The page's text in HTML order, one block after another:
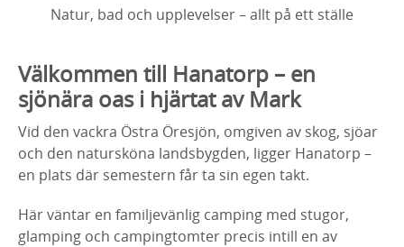
Natur, bad och upplevelser – allt på ett ställe
Välkommen till Hanatorp – en
sjönära oas i hjärtat av Mark
Vid den vackra Östra Öresjön, omgiven av skog, sjöar
och den natursköna landsbygden, ligger Hanatorp –
en plats där semestern får ta sin egen takt.
Här väntar en familjevänlig camping med stugor,
glamping och campingtomter precis intill en av